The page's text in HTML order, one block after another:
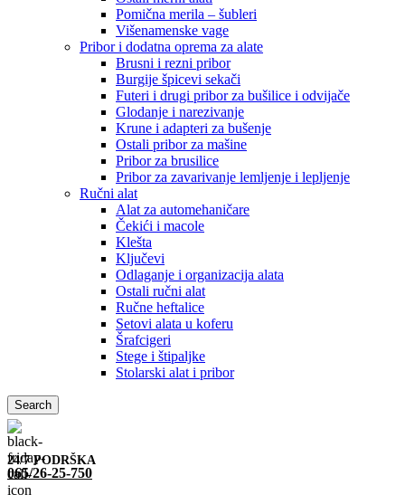
Pomična merila – šubleri
Višenamenske vage
Pribor i dodatna oprema za alate
Brusni i rezni pribor
Burgije špicevi sekači
Futeri i drugi pribor za bušilice i odvijače
Glodanje i narezivanje
Krune i adapteri za bušenje
Ostali pribor za mašine
Pribor za brusilice
Pribor za zavarivanje lemljenje i lepljenje
Ručni alat
Alat za automehaničare
Čekići i macole
Klešta
Ključevi
Odlaganje i organizacija alata
Ostali ručni alat
Ručne heftalice
Setovi alata u koferu
Šrafcigeri
Stege i štipaljke
Stolarski alat i pribor
Search
24/7 PODRŠKA
065/26-25-750